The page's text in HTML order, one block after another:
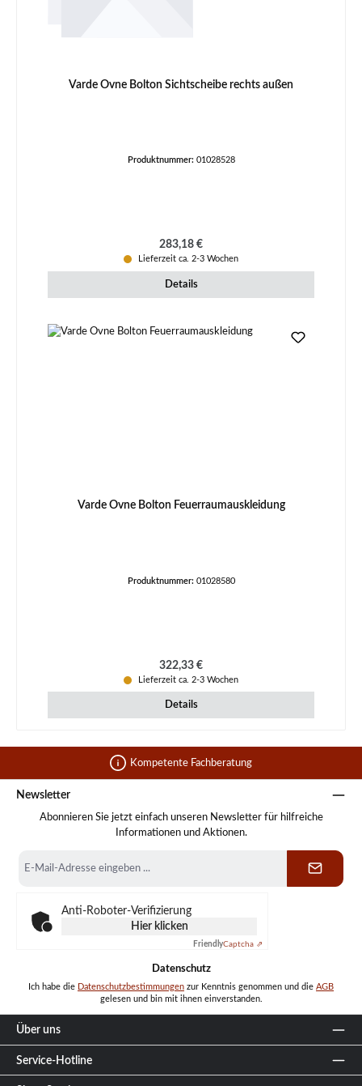
Varde Ovne Bolton Sichtscheibe rechts außen
Produktnummer: 01028528
Regulärer Preis:
283,18 €
Lieferzeit ca. 2-3 Wochen
Details
Varde Ovne Bolton Feuerraumauskleidung
Produktnummer: 01028580
Regulärer Preis:
322,33 €
Lieferzeit ca. 2-3 Wochen
Details
Kompetente Fachberatung
Newsletter
Abonnieren Sie jetzt einfach unseren Newsletter für hilfreiche
Informationen und Aktionen.
Mail-
Anti-Roboter-Verifizierung
Hier klicken
FriendlyCaptcha ⇗
Datenschutz
Ich habe die Datenschutzbestimmungen zur Kenntnis genommen und die AGB
gelesen und bin mit ihnen einverstanden.
Über uns
Service-Hotline